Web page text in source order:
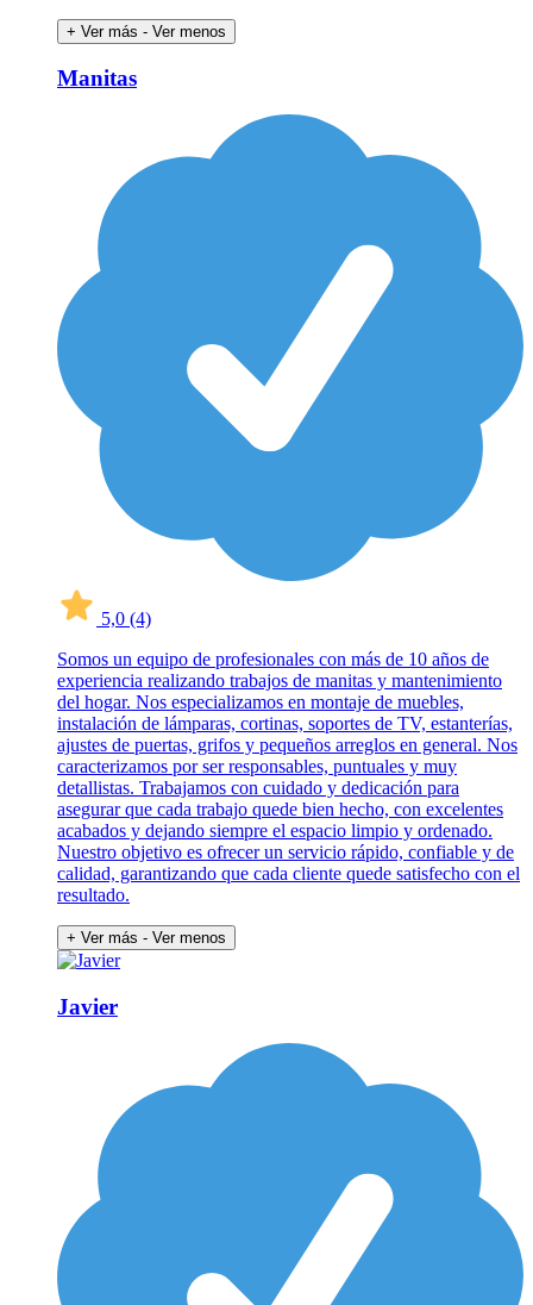
+ Ver más - Ver menos
Manitas
5,0 (4)
Somos un equipo de profesionales con más de 10 años de
experiencia realizando trabajos de manitas y mantenimiento
del hogar. Nos especializamos en montaje de muebles,
instalación de lámparas, cortinas, soportes de TV, estanterías,
ajustes de puertas, grifos y pequeños arreglos en general. Nos
caracterizamos por ser responsables, puntuales y muy
detallistas. Trabajamos con cuidado y dedicación para
asegurar que cada trabajo quede bien hecho, con excelentes
acabados y dejando siempre el espacio limpio y ordenado.
Nuestro objetivo es ofrecer un servicio rápido, confiable y de
calidad, garantizando que cada cliente quede satisfecho con el
resultado.
+ Ver más - Ver menos
Javier